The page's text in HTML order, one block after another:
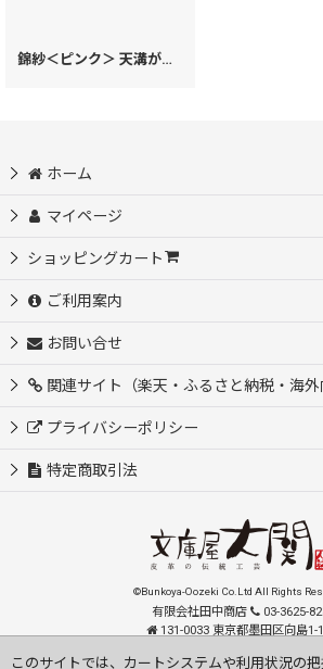
錦紗＜ピンク＞ 天溝がま口［t］
ホーム
マイページ
ショッピングカート
ご利用案内
お問い合せ
関連サイト（楽天・ふるさと納税・海外
プライバシーポリシー
特定商取引法
©Bunkoya-Oozeki Co.Ltd All Rights
有限会社田中商店
03-3625-
131-0033 東京都墨田区向島1-
このサイトでは、カートシステムや利用状況の